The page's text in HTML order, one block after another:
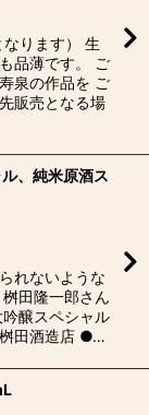
ります） 生
品薄です。 ご
泉の作品を ご
販売となる場
、純米原酒ス
れないような
田隆一郎さん
醸スペシャル
田酒造店 ●…